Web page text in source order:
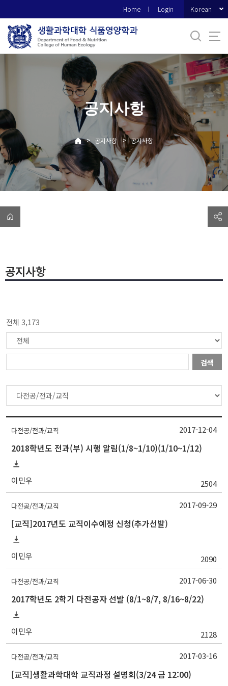
로
메
Home Login Korean
공지사항
> 공지사항 > 공지사항
공지사항
전체 3,173
검색
다전공/전과/교직
2018학년도 전과(부) 시행 알림(1/8~1/10)(1/10~1/12)
이민우 2504
2017-12-04
다전공/전과/교직
[교직]2017년도 교직이수예정 신청(추가선발)
이민우 2090
2017-09-29
다전공/전과/교직
2017학년도 2학기 다전공자 선발 (8/1~8/7, 8/16~8/22)
이민우 2128
2017-06-30
다전공/전과/교직
[교직]생활과학대학 교직과정 설명회(3/24 금 12:00)
2017-03-16